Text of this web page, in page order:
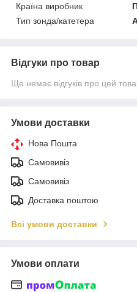
Країна виробник
Тип зонда/катетера
Відгуки про товар
Ще немає відгуків про цей
Умови доставки
Нова Пошта
Самовивіз
Самовивіз
Доставка поштою
Всі умови доставки
Умови оплати